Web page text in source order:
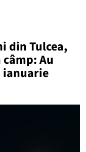
din Tulcea,
Au